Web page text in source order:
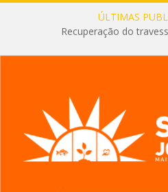
ÚLTIMAS
Recuperação do